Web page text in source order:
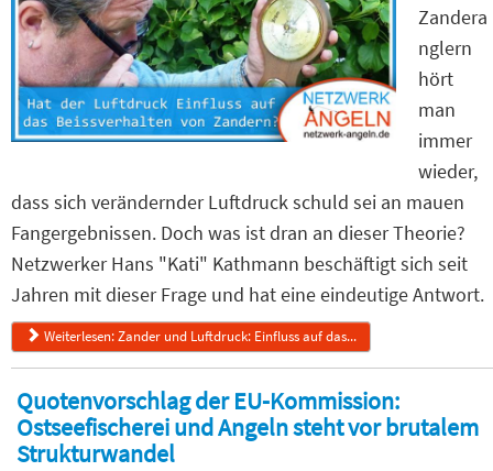
Zandera
nglern
hört
man
immer
wieder,
dass sich verändernder Luftdruck schuld sei an mauen
Fangergebnissen. Doch was ist dran an dieser Theorie?
Netzwerker Hans "Kati" Kathmann beschäftigt sich seit
Jahren mit dieser Frage und hat eine eindeutige Antwort.
Weiterlesen: Zander und Luftdruck: Einfluss auf das...
Quotenvorschlag der EU-Kommission:
Ostseefischerei und Angeln steht vor brutalem
Strukturwandel